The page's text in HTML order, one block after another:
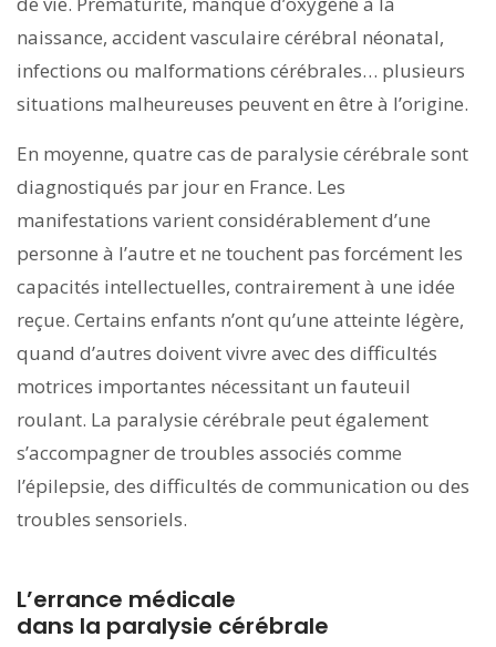
naissance, accident vasculaire cérébral néonatal,
infections ou malformations cérébrales… plusieurs
situations malheureuses peuvent en être à l’origine.
En moyenne, quatre cas de paralysie cérébrale sont
diagnostiqués par jour en France. Les
manifestations varient considérablement d’une
personne à l’autre et ne touchent pas forcément les
capacités intellectuelles, contrairement à une idée
reçue. Certains enfants n’ont qu’une atteinte légère,
quand d’autres doivent vivre avec des difficultés
motrices importantes nécessitant un fauteuil
roulant. La paralysie cérébrale peut également
s’accompagner de troubles associés comme
l’épilepsie, des difficultés de communication ou des
troubles sensoriels.
L’errance médicale
dans la paralysie cérébrale